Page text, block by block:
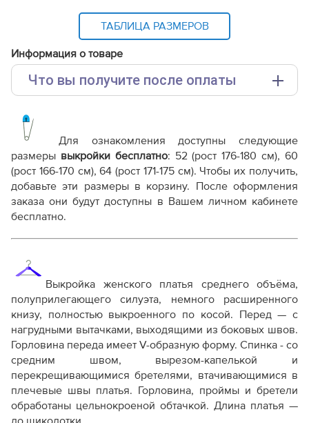
ТАБЛИЦА РАЗМЕРОВ
Информация о товаре
Что вы получите после оплаты
Выкройка PDF для печати на принтере A4 или
плоттере A0 с шириной печати 810мм в зависимости
от выбора формата
Инструкция-платье-Брижит770.pdf
Дополнительные файлы:
Терминология ВТО
Как распечатывать выкройки
Как скорректировать готовую выкройку по росту
Для ознакомления доступны следующие
размеры выкройки бесплатно: 52 (рост 176-180 см), 60
(рост 166-170 см), 64 (рост 171-175 см). Чтобы их получить,
добавьте эти размеры в корзину. После оформления
заказа они будут доступны в Вашем личном кабинете
бесплатно.
Выкройка женского платья среднего объёма,
полуприлегающего силуэта, немного расширенного
книзу, полностью выкроенного по косой. Перед — с
нагрудными вытачками, выходящими из боковых швов.
Горловина переда имеет V-образную форму. Спинка - со
средним швом, вырезом-капелькой и
перекрещивающимися бретелями, втачивающимися в
плечевые швы платья. Горловина, проймы и бретели
обработаны цельнокроеной обтачкой. Длина платья —